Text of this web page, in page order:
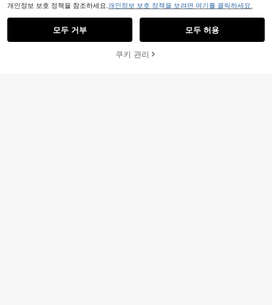
38% 할인! 장바구니 담기
개인정보 보호 정책을 참조하세요. 개인정보 보호 정책을 보려면 여기를 클릭하세요.
모두 거부 모두 허용
쿠키 관리